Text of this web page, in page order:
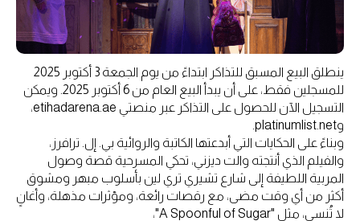
ينطلق البيع المسبق للتذاكر ابتداءً من يوم الجمعة 3 أكتوبر 2025
للمسجلين فقط، على أن يبدأ البيع العام من 6 أكتوبر 2025. ويمكن
التسجيل الآن للحصول على التذاكر عبر منصتي etihadarena.ae،
وplatinumlist.net.
وبناءً على الحكايات التي أبدعتها الكاتبة والروائية بي. إل. ترافرز،
والفيلم الذي أنتجته والت ديزني، تحكي المسرحية قصة وصول
المربية اللطيفة إلى شارع تشيري تري لين بأسلوب مبهر ومشوق
أكثر من أي وقت مضى، مع رقصات رائعة، ومؤثرات مذهلة، وأغانٍ
لا تُنسى، مثل "A Spoonful of Sugar"،